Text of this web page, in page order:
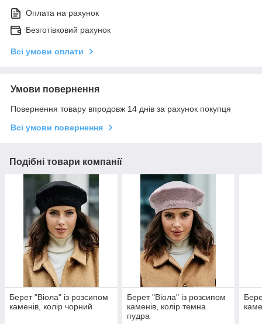
Оплата на рахунок
Безготівковий рахунок
Всі умови оплати
Умови повернення
Повернення товару впродовж 14 днів за рахунок покупця
Всі умови повернення
Подібні товари компанії
Берет "Віола" із розсипом
каменів, колір чорний
Берет "Віола" із розсипом
каменів, колір темна
пудра